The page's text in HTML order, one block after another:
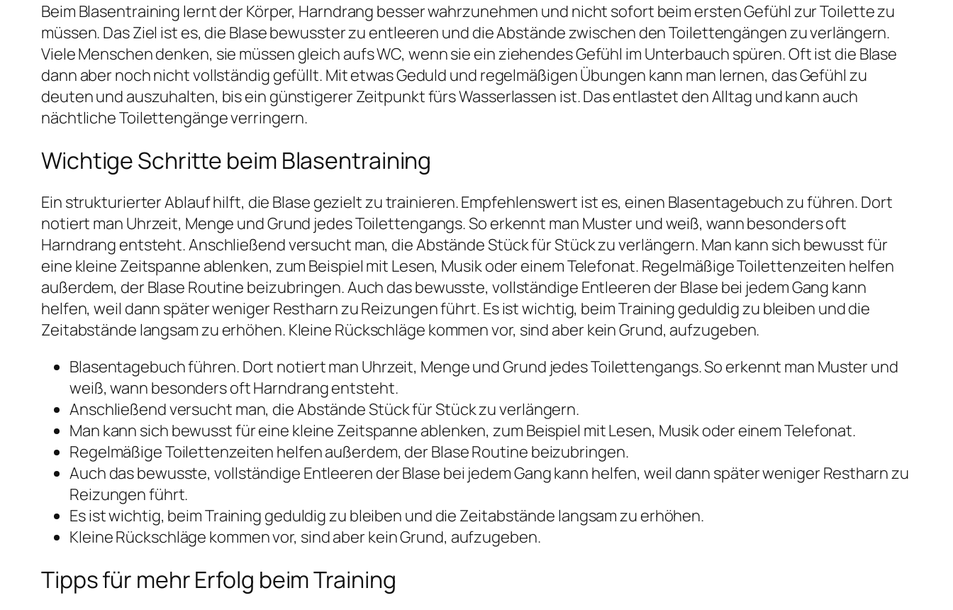
Beim Blasentraining lernt der Körper, Harndrang besser wahrzunehmen und nicht sofort beim ersten Gefühl zur Toilette zu
müssen. Das Ziel ist es, die Blase bewusster zu entleeren und die Abstände zwischen den Toilettengängen zu verlängern.
Viele Menschen denken, sie müssen gleich aufs WC, wenn sie ein ziehendes Gefühl im Unterbauch spüren. Oft ist die Blase
dann aber noch nicht vollständig gefüllt. Mit etwas Geduld und regelmäßigen Übungen kann man lernen, das Gefühl zu
deuten und auszuhalten, bis ein günstigerer Zeitpunkt fürs Wasserlassen ist. Das entlastet den Alltag und kann auch
nächtliche Toilettengänge verringern.
Wichtige Schritte beim Blasentraining
Ein strukturierter Ablauf hilft, die Blase gezielt zu trainieren. Empfehlenswert ist es, einen Blasentagebuch zu führen. Dort
notiert man Uhrzeit, Menge und Grund jedes Toilettengangs. So erkennt man Muster und weiß, wann besonders oft
Harndrang entsteht. Anschließend versucht man, die Abstände Stück für Stück zu verlängern. Man kann sich bewusst für
eine kleine Zeitspanne ablenken, zum Beispiel mit Lesen, Musik oder einem Telefonat. Regelmäßige Toilettenzeiten helfen
außerdem, der Blase Routine beizubringen. Auch das bewusste, vollständige Entleeren der Blase bei jedem Gang kann
helfen, weil dann später weniger Restharn zu Reizungen führt. Es ist wichtig, beim Training geduldig zu bleiben und die
Zeitabstände langsam zu erhöhen. Kleine Rückschläge kommen vor, sind aber kein Grund, aufzugeben.
Blasentagebuch führen. Dort notiert man Uhrzeit, Menge und Grund jedes Toilettengangs. So erkennt man Muster und
weiß, wann besonders oft Harndrang entsteht.
Anschließend versucht man, die Abstände Stück für Stück zu verlängern.
Man kann sich bewusst für eine kleine Zeitspanne ablenken, zum Beispiel mit Lesen, Musik oder einem Telefonat.
Regelmäßige Toilettenzeiten helfen außerdem, der Blase Routine beizubringen.
Auch das bewusste, vollständige Entleeren der Blase bei jedem Gang kann helfen, weil dann später weniger Restharn zu
Reizungen führt.
Es ist wichtig, beim Training geduldig zu bleiben und die Zeitabstände langsam zu erhöhen.
Kleine Rückschläge kommen vor, sind aber kein Grund, aufzugeben.
Tipps für mehr Erfolg beim Training